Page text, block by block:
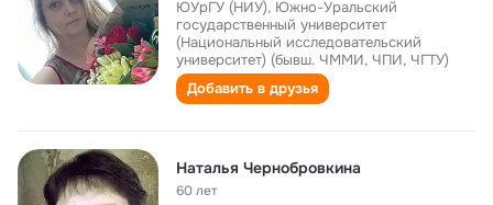
ЮУрГУ (НИУ), Южно-Уральский
государственный университет
(Национальный исследовательский
университет) (бывш. ЧММИ, ЧПИ, ЧГТУ)
Добавить в друзья
Наталья Чернобровкина
60 лет